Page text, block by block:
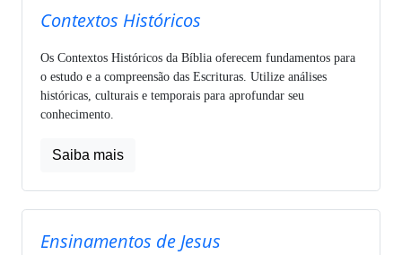
Contextos Históricos
Os Contextos Históricos da Bíblia oferecem fundamentos para
o estudo e a compreensão das Escrituras. Utilize análises
históricas, culturais e temporais para aprofundar seu
conhecimento.
Saiba mais
Ensinamentos de Jesus